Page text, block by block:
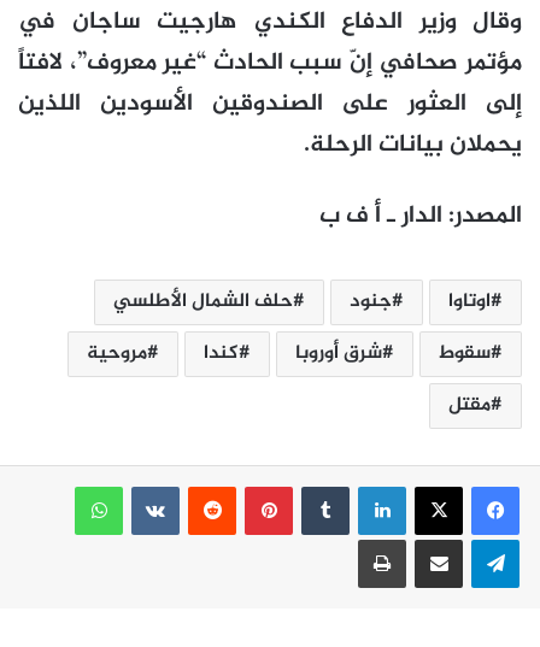
وقال وزير الدفاع الكندي هارجيت ساجان في
مؤتمر صحافي إنّ سبب الحادث “غير معروف”، لافتاً
إلى العثور على الصندوقين الأسودين اللذين
يحملان بيانات الرحلة.
المصدر: الدار ـ أ ف ب
اوتاوا جنود
حلف الشمال الأطلسي
سقوط
شرق أوروبا كندا
مروحية
مقتل
لينكدإن بينتيريست
واتساب
تيلقرام مشاركة عبر البريد طباعة